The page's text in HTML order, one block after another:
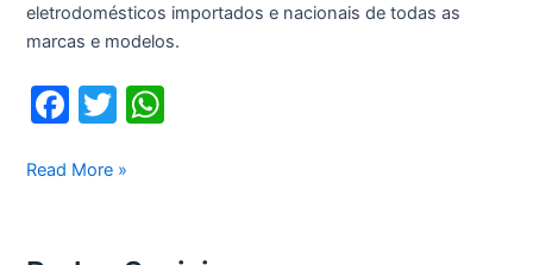
eletrodomésticos importados e nacionais de todas as
marcas e modelos.
F
c
T
itt
Assistência
Read More »